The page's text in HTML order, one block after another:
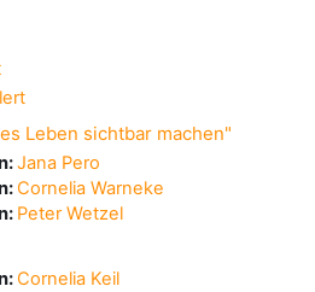
Leben sichtbar machen"
Jana Pero
Cornelia Warneke
Peter Wetzel
Cornelia Keil